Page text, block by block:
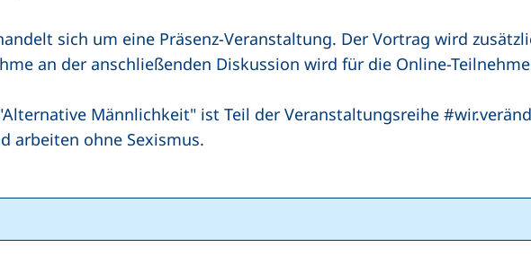
sich um eine Präsenz-Veranstaltung. Der Vortrag wird
an der anschließenden Diskussion wird für die Online-
Männlichkeit" ist Teil der Veranstaltungsreihe
arbeiten ohne Sexismus.